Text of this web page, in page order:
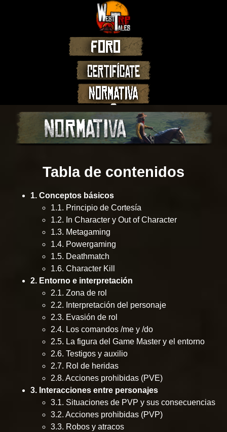
Tabla de contenidos
1. Conceptos básicos
1.1. Principio de Cortesía
1.2. In Character y Out of Character
1.3. Metagaming
1.4. Powergaming
1.5. Deathmatch
1.6. Character Kill
2. Entorno e interpretación
2.1. Zona de rol
2.2. Interpretación del personaje
2.3. Evasión de rol
2.4. Los comandos /me y /do
2.5. La figura del Game Master y el entorno
2.6. Testigos y auxilio
2.7. Rol de heridas
2.8. Acciones prohibidas (PVE)
3. Interacciones entre personajes
3.1. Situaciones de PVP y sus consecuencias
3.2. Acciones prohibidas (PVP)
3.3. Robos y atracos